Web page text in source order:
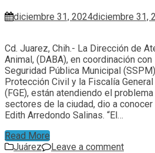
diciembre 31, 2024diciembre 31,
Cd. Juarez, Chih.- La Dirección de
Animal, (DABA), en coordinación
Seguridad Pública Municipal
Protección Civil y la Fiscalía
(FGE), están atendiendo el
sectores de la ciudad, dio a
Edith Arredondo Salinas. “El…
Read More
Juárez
Leave a comment